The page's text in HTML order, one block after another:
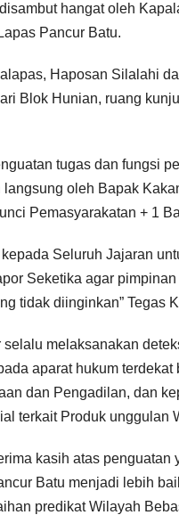
hangat oleh
Pancur Batu.
Haposan Silalahi
Blok Hunian, ruang
tugas dan fungsi
oleh Bapak
Pemasyarakatan + 1
Seluruh Jajaran
Seketika agar
tidak diinginkan” Tegas
melaksanakan
aparat hukum terdekat
dan Pengadilan, dan
terkait Produk unggulan
kasih atas penguatan
Batu menjadi lebih
predikat Wilayah